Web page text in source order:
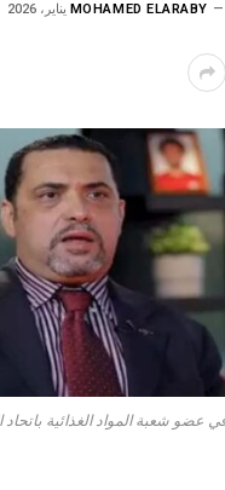
MOHAMED ELARABY
عضو شعبة المواد الغذائية باتحاد